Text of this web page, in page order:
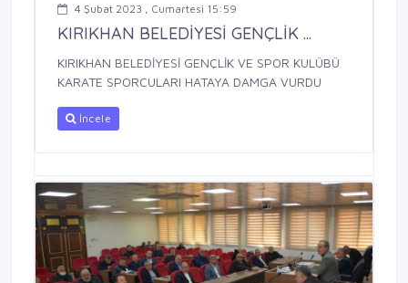
4 Şubat 2023 , Cumartesi 15:59
KIRIKHAN BELEDİYESİ GENÇLİK ...
KIRIKHAN BELEDİYESİ GENÇLİK VE SPOR KULÜBÜ
KARATE SPORCULARI HATAYA DAMGA VURDU
İncele